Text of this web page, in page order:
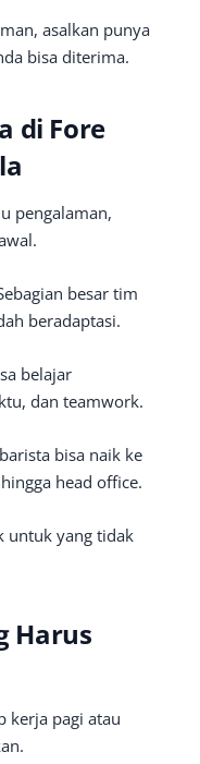
asalkan punya
bisa diterima.
di Fore
pengalaman,
besar tim
beradaptasi.
belajar
dan teamwork.
bisa naik ke
head office.
untuk yang tidak
Harus
kerja pagi atau